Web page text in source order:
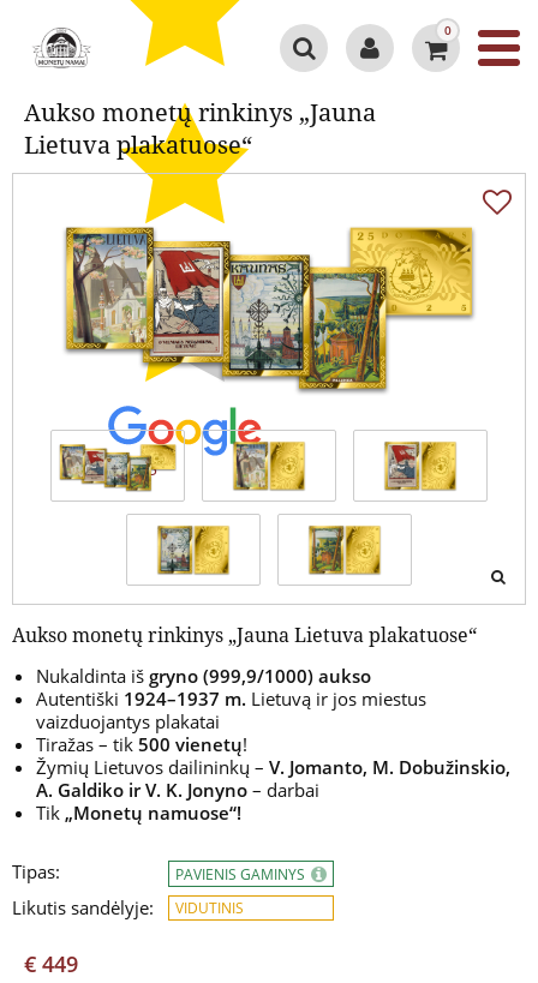
4.4 / 5
0
Aukso monetų rinkinys „Jauna
Lietuva plakatuose“
Aukso monetų rinkinys „Jauna Lietuva plakatuose“
Nukaldinta iš gryno (999,9/1000) aukso
Autentiški 1924–1937 m. Lietuvą ir jos miestus
vaizduojantys plakatai
Tiražas – tik 500 vienetų!
Žymių Lietuvos dailininkų – V. Jomanto, M. Dobužinskio,
A. Galdiko ir V. K. Jonyno – darbai
Tik „Monetų namuose“!
Tipas:
Likutis sandėlyje:
PAVIENIS GAMINYS
VIDUTINIS
€ 449
Aukso monetų rinkinys „Jauna
Lietuva plakatuose“